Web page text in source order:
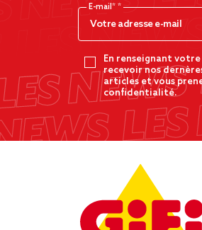
E-mail*
En renseignant
recevoir nos
articles et vous
confidentialité.